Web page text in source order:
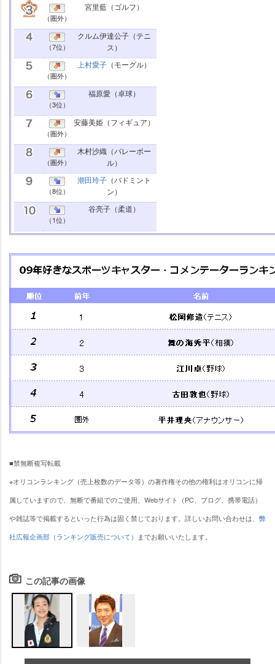
（圏外）
宮里藍（ゴルフ）
（7位）
クルム伊達公子（テニ
ス）
（圏外）
上村愛子（モーグル）
（3位）
福原愛（卓球）
（圏外）
安藤美姫（フィギュア）
（圏外）
木村沙織 （バレーボー
ル）
（8位）
潮田玲子（バドミント
ン）
（1位）
谷亮子（柔道）
■禁無断複写転載
※オリコンランキング（売上枚数のデータ等）の著作権その他の権利はオリコンに帰
属していますので、無断で番組でのご使用、Webサイト（PC、ブログ、携帯電話）
雑誌等で掲載するといった行為は固く禁じております。詳しいお問い合わせは、 弊
社広報企画部（ランキング販売について） までお願いいたします。
この記事の画像